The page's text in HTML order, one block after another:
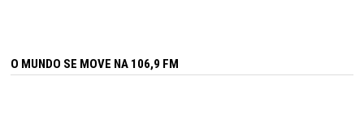
O MUNDO SE MOVE NA 106,9 FM